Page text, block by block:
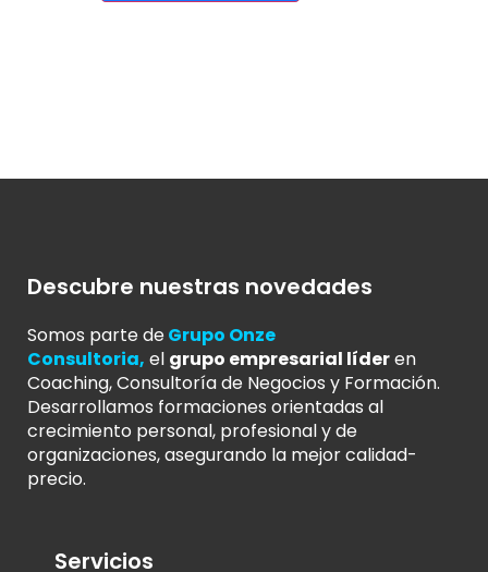
Descubre nuestras novedades
Somos parte deGrupo Onze
Consultoria, el grupo empresarial líderen
Coaching, Consultoría de Negocios y Formación.
Desarrollamos formaciones orientadas al
crecimiento personal, profesional y de
organizaciones, asegurando la mejor calidad-
precio.
Servicios